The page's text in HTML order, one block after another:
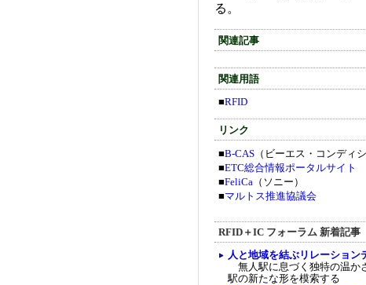
る。
関連記事
関連用語
■RFID
リンク
■B-CAS （ビーエス・コンディ
■ETC総合情報ポータルサイト
■FeliCa （ソニー）
■マルトス推進協議会
RFID＋IC フォーラム 新着記事
人と地域を結ぶリレーション
無人駅に息づく独特の温か
駅の新たな形を模索する